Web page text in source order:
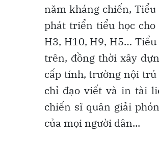
năm kháng chiến,
phát triển tiểu học cho
H3, H10, H9, H5…
trên, đồng thời xây
cấp tỉnh, trường nội trú
chỉ đạo viết và in tài
chiến sĩ quân giải
của mọi người dân...